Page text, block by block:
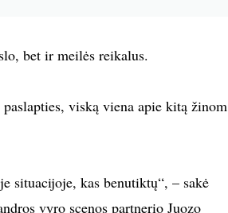
bet ir meilės reikalus.
viską viena apie kitą
situacijoje, kas benutiktų“, – sakė
vyro scenos partnerio Juozo